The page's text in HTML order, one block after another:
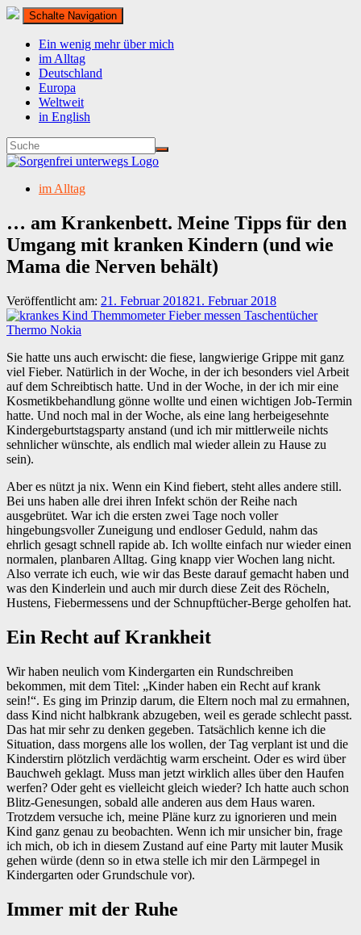
Schalte Navigation
Ein wenig mehr über mich
im Alltag
Deutschland
Europa
Weltweit
in English
im Alltag
… am Krankenbett. Meine Tipps für den
Umgang mit kranken Kindern (und wie
Mama die Nerven behält)
Veröffentlicht am: 21. Februar 201821. Februar 2018
Sie hatte uns auch erwischt: die fiese, langwierige Grippe mit ganz
viel Fieber. Natürlich in der Woche, in der ich besonders viel Arbeit
auf dem Schreibtisch hatte. Und in der Woche, in der ich mir eine
Kosmetikbehandlung gönne wollte und einen wichtigen Job-Termin
hatte. Und noch mal in der Woche, als eine lang herbeigesehnte
Kindergeburtstagsparty anstand (und ich mir mittlerweile nichts
sehnlicher wünschte, als endlich mal wieder allein zu Hause zu
sein).
Aber es nützt ja nix. Wenn ein Kind fiebert, steht alles andere still.
Bei uns haben alle drei ihren Infekt schön der Reihe nach
ausgebrütet. War ich die ersten zwei Tage noch voller
hingebungsvoller Zuneigung und endloser Geduld, nahm das
ehrlich gesagt schnell rapide ab. Ich wollte einfach nur wieder einen
normalen, planbaren Alltag. Ging knapp vier Wochen lang nicht.
Also verrate ich euch, wie wir das Beste darauf gemacht haben und
was den Kinderlein und auch mir durch diese Zeit des Röcheln,
Hustens, Fiebermessens und der Schnupftücher-Berge geholfen hat.
Ein Recht auf Krankheit
Wir haben neulich vom Kindergarten ein Rundschreiben
bekommen, mit dem Titel: „Kinder haben ein Recht auf krank
sein!“. Es ging im Prinzip darum, die Eltern noch mal zu ermahnen,
dass Kind nicht halbkrank abzugeben, weil es gerade schlecht passt.
Das hat mir sehr zu denken gegeben. Tatsächlich kenne ich die
Situation, dass morgens alle los wollen, der Tag verplant ist und die
Kinderstirn plötzlich verdächtig warm erscheint. Oder es wird über
Bauchweh geklagt. Muss man jetzt wirklich alles über den Haufen
werfen? Oder geht es vielleicht gleich wieder? Ich hatte auch schon
Blitz-Genesungen, sobald alle anderen aus dem Haus waren.
Trotzdem versuche ich, meine Pläne kurz zu ignorieren und mein
Kind ganz genau zu beobachten. Wenn ich mir unsicher bin, frage
ich mich, ob ich in diesem Zustand auf eine Party mit lauter Musik
gehen würde (denn so in etwa stelle ich mir den Lärmpegel in
Kindergarten oder Grundschule vor).
Immer mit der Ruhe